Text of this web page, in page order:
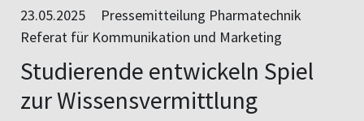
23.05.2025
Pressemitteilung Pharmatechnik
Referat für Kommunikation und Marketing
Studierende entwickeln Spiel
zur Wissensvermittlung